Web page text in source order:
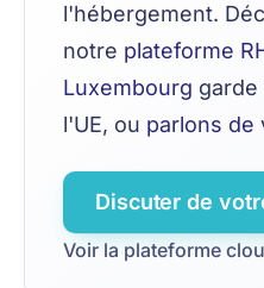
l'hébergement.
notre plateforme
Luxembourg garde
l'UE, ou parlons de
Discuter de
Voir la plateforme